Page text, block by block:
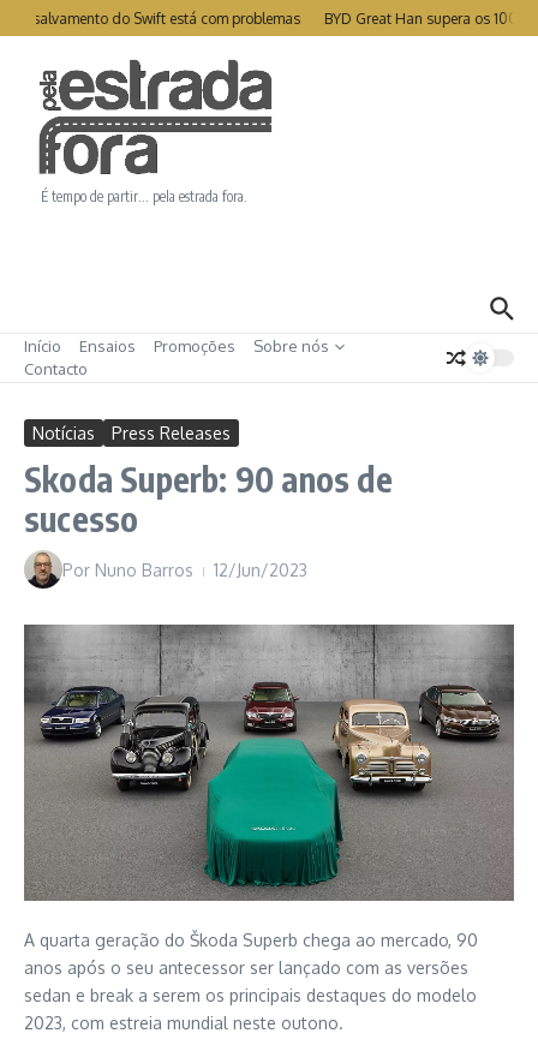
Ir para o conteúdo
de salvamento do Swift está com problemas BYD Great Han supera os 1000km
É tempo de partir… pela estrada fora.
Início Ensaios Promoções
Sobre nós
Contacto
Notícias Press Releases
Skoda Superb: 90 anos de
sucesso
Por Nuno Barros 12/Jun/2023
A quarta geração do Škoda Superb chega ao mercado, 90
anos após o seu antecessor ser lançado com as versões
sedan e break a serem os principais destaques do modelo
2023, com estreia mundial neste outono.